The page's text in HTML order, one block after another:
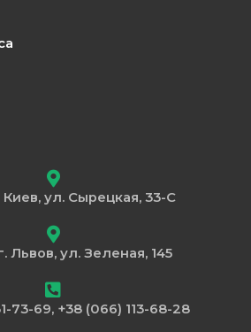
Киев, ул. Сырецкая, 33-С
Львов, ул. Зеленая, 145
73-69, +38 (066) 113-68-28